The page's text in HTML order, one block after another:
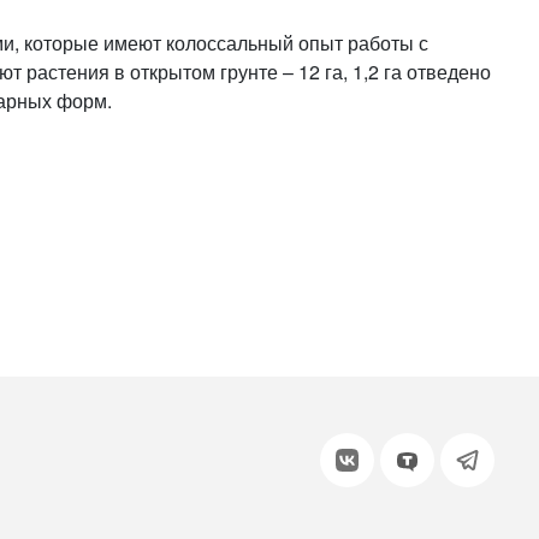
которые имеют колоссальный опыт работы с
в открытом грунте – 12 га, 1,2 га отведено
форм.